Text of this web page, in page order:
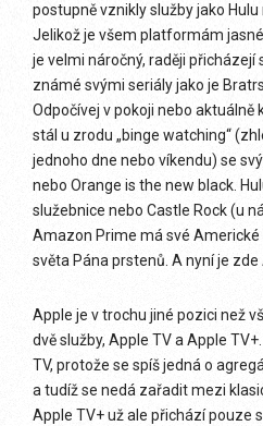
postupně vznikly služby jako
Jelikož je všem platformám
je velmi náročný, raději přicházejí
známé svými seriály jako je
Odpočívej v pokoji nebo aktuálně
stál u zrodu „binge watching“
jednoho dne nebo víkendu) se
nebo Orange is the new black.
služebnice nebo Castle Rock (u
Amazon Prime má své
světa Pána prstenů. A nyní je zde
Apple je v trochu jiné pozici než
dvě služby, Apple TV a Apple
TV, protože se spíš jedná o
a tudíž se nedá zařadit mezi
Apple TV+ už ale přichází pouze